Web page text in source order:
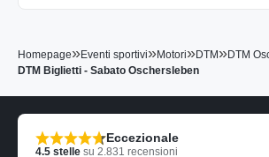
Homepage»Eventi sportivi»Motori»DTM »DTM
DTM Biglietti - Sabato Oschersleben
Eccezionale
4.5 stelle su 2.831 recensioni